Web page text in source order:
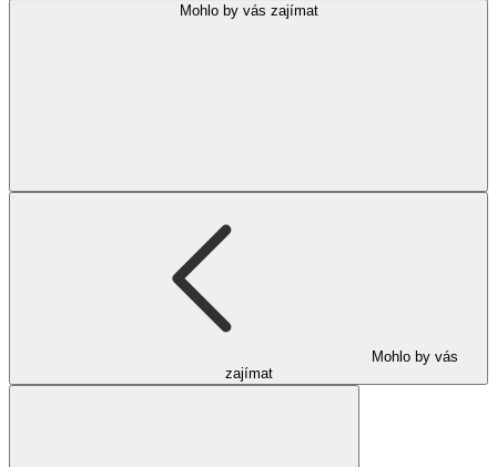
Mohlo by vás zajímat
Mohlo by vás
zajímat